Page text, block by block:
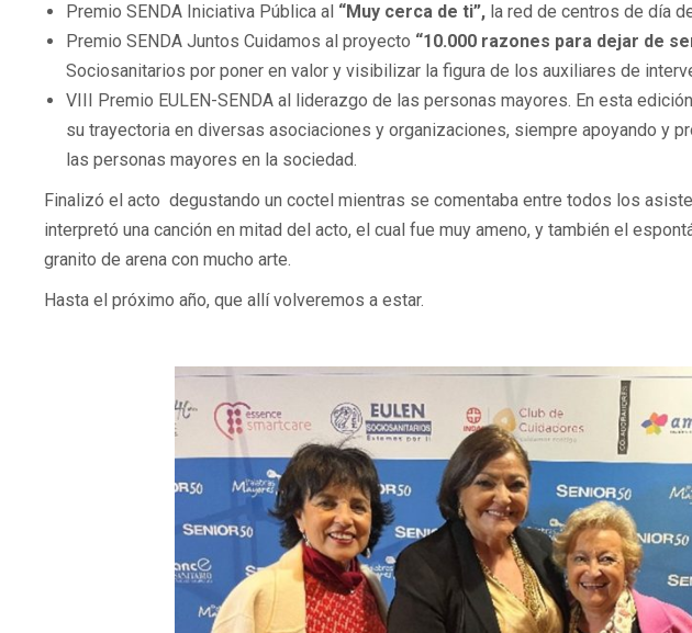
Premio SENDA Iniciativa Pública al “Muy cerca de ti”, la red de centros de día
Premio SENDA Juntos Cuidamos al proyecto “10.000 razones para dejar de
Sociosanitarios por poner en valor y visibilizar la figura de los auxiliares de
VIII Premio EULEN-SENDA al liderazgo de las personas mayores. En esta
su trayectoria en diversas asociaciones y organizaciones, siempre apoyando y
las personas mayores en la sociedad.
Finalizó el acto degustando un coctel mientras se comentaba entre todos los
interpretó una canción en mitad del acto, el cual fue muy ameno, y también el
granito de arena con mucho arte.
Hasta el próximo año, que allí volveremos a estar.